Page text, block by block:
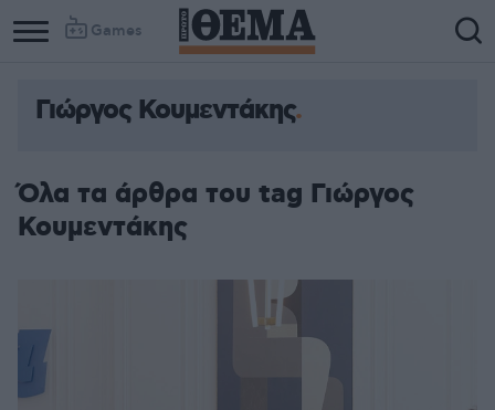
Games
Γιώργος Κουμεντάκης
Όλα τα άρθρα του tag Γιώργος
Κουμεντάκης